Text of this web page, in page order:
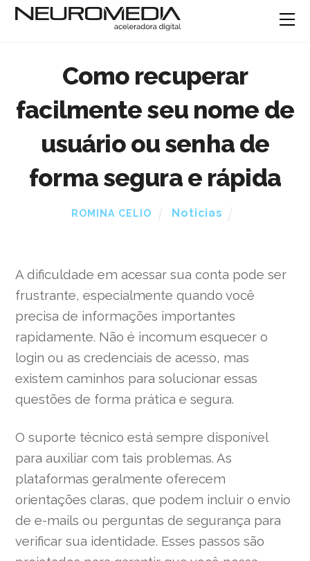
Como recuperar
facilmente seu nome de
usuário ou senha de
forma segura e rápida
ROMINA CELIO Noticias
A dificuldade em acessar sua conta pode ser
frustrante, especialmente quando você
precisa de informações importantes
rapidamente. Não é incomum esquecer o
login ou as credenciais de acesso, mas
existem caminhos para solucionar essas
questões de forma prática e segura.
O suporte técnico está sempre disponível
para auxiliar com tais problemas. As
plataformas geralmente oferecem
orientações claras, que podem incluir o envio
de e-mails ou perguntas de segurança para
verificar sua identidade. Esses passos são